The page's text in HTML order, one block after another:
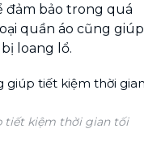
đảm bảo trong quá
quần áo cũng giúp
loang lổ.
tiết kiệm thời gian tối